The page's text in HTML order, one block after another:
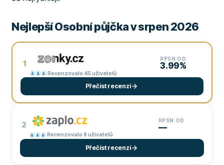
Nejlepší Osobní půjčka v srpen 2026
1
Recenzovalo 45 uživatelů
RPSN OD
3.99%
Přečíst recenzi
2
Recenzovalo 8 uživatelů
RPSN OD
—
Přečíst recenzi